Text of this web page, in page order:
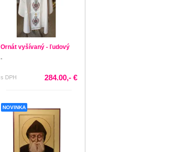
Ornát vyšívaný - ľudový
-
s DPH 284.00,- €
NOVINKA